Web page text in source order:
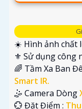
☀️ Hình ảnh chất
⚜️ Sử dụng công
🌈 Tầm Xa Ban
Smart IR.
🤹 Camera Dòng
️💮 Đặt Điểm :